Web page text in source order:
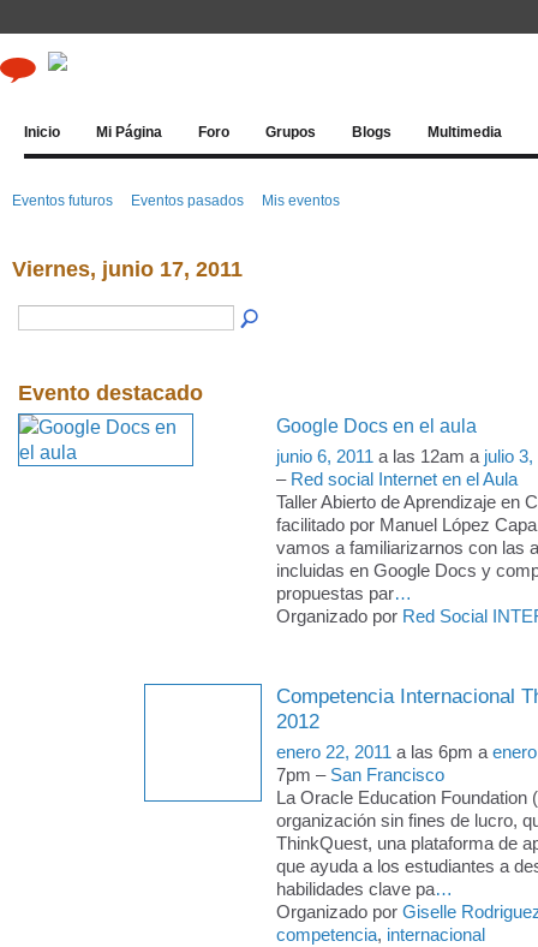
Inicio Mi Página Foro Grupos Blogs Multimedia
Eventos futuros Eventos pasados Mis eventos
Viernes, junio 17, 2011
Evento destacado
Google Docs en el aula
junio 6, 2011 a las 12am a julio 3,
– Red social Internet en el Aula
Taller Abierto de Aprendizaje en
facilitado por Manuel López
vamos a familiarizarnos con las
incluidas en Google Docs y
propuestas par…
Organizado por Red Social
Competencia Internacional
2012
enero 22, 2011 a las 6pm a
7pm – San Francisco
La Oracle Education Foundation
organización sin fines de lucro,
ThinkQuest, una plataforma de
que ayuda a los estudiantes a
habilidades clave pa…
Organizado por Giselle
competencia, internacional